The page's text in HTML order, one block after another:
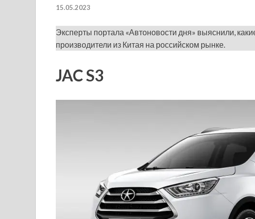
15.05.2023
Эксперты портала «Автоновости дня» выяснили,
производители из Китая на российском рынке.
JAC S3